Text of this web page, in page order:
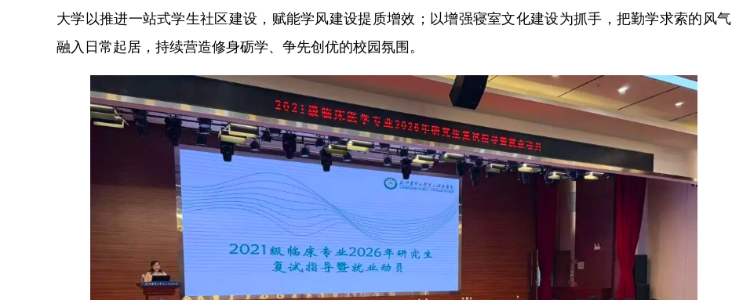
大学以推进一站式学生社区建设，赋能学风建设提质增效；以增强寝室文化建设为抓手，把勤学求索的风气
融入日常起居，持续营造修身砺学、争先创优的校园氛围。